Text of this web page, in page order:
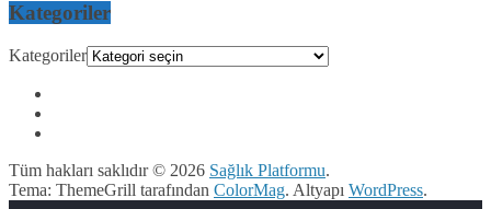
Kategoriler
Kategoriler
Tüm hakları saklıdır © 2026 Sağlık Platformu.
Tema: ThemeGrill tarafından ColorMag. Altyapı WordPress.